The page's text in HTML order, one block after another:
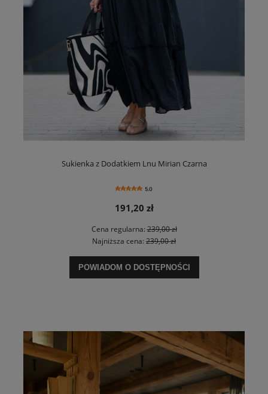
Sukienka z Dodatkiem Lnu Mirian Czarna
5.0
191,20 zł
Cena regularna:239,00 zł
Najniższa cena: 239,00 zł
POWIADOM O DOSTĘPNOŚCI